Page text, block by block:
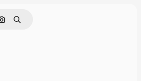
Pesquisar por imagem
Buscar